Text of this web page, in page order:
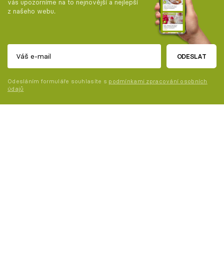
vás upozorníme na to nejnovější a nejlepší
z našeho webu.
ODESLAT
Odesláním formuláře souhlasíte s podmínkami zpracování osobních
údajů